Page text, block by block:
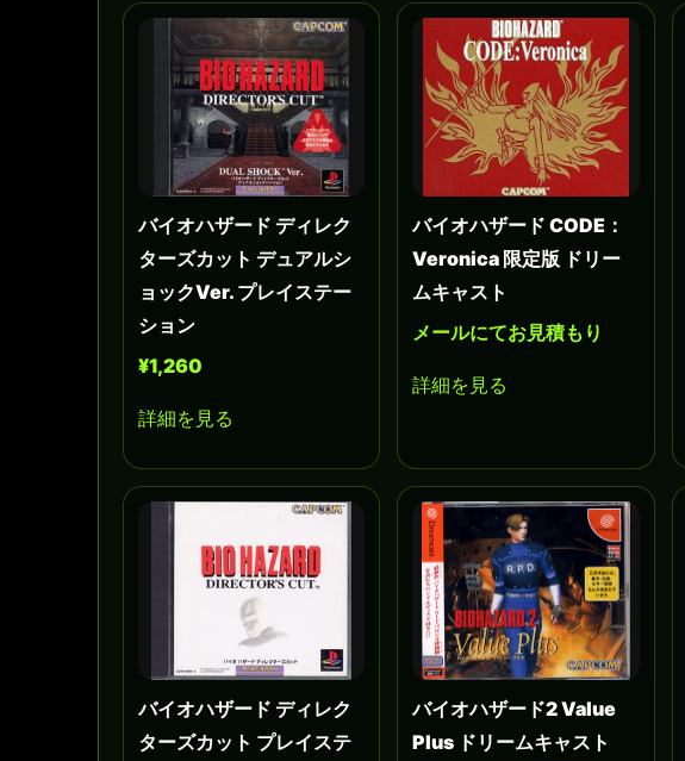
バイオハザード ディレク
ターズカット デュアルシ
ョックVer. プレイステー
ション
¥1,260
詳細を見る
バイオハザード CODE：
Veronica 限定版 ドリー
ムキャスト
メールにてお見積もり
詳細を見る
バイオハザード ディレク
ターズカット プレイステ
バイオハザード2 Value
Plus ドリームキャスト